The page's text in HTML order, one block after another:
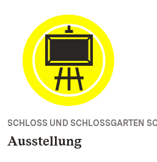
SCHLOSS UND SCHLOSSGARTEN
Ausstellung